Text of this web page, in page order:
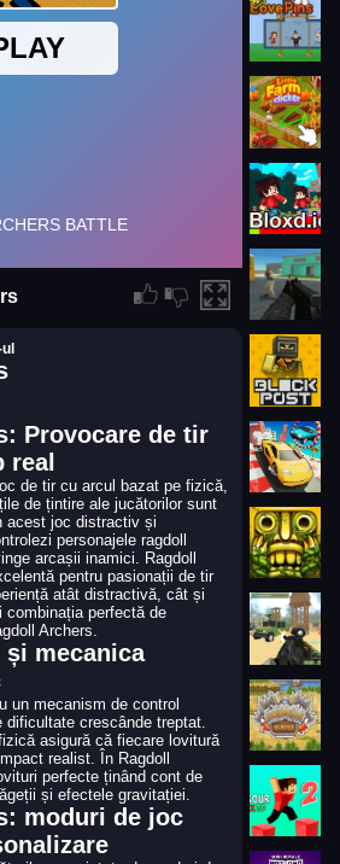
Provocare de tir
real
de tir cu arcul bazat pe fizică,
de țintire ale jucătorilor sunt
acest joc distractiv și
personajele ragdoll
arcașii inamici. Ragdoll
pentru pasionații de tir
atât distractivă, cât și
combinația perfectă de
Archers.
mecanica
un mecanism de control
crescânde treptat.
asigură că fiecare lovitură
realist. În Ragdoll
perfecte ținând cont de
și efectele gravitației.
moduri de joc